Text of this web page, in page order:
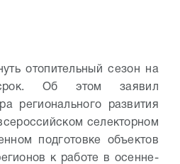
отопительный сезон на
срок. Об этом заявил
регионального развития
селекторном
подготовке объектов
к работе в осенне-